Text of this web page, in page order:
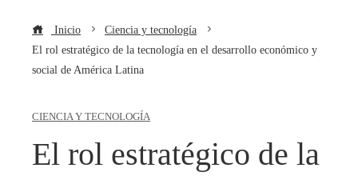
Inicio
Ciencia y tecnología
El rol estratégico de la tecnología en el desarrollo económico y
social de América Latina
CIENCIA Y TECNOLOGÍA
El rol estratégico de la